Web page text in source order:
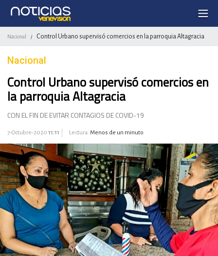
Nacional / Control Urbano supervisó comercios en la parroquia Altagracia
Nacional
Control Urbano supervisó comercios en
la parroquia Altagracia
CON EL FIN DE EVITAR CONTAGIOS DE COVID-19
7-Octubre-2020 11:11 Lectura: Menos de un minuto